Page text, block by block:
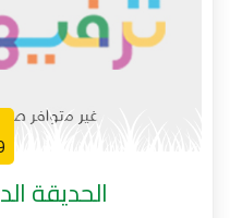
الحديقة